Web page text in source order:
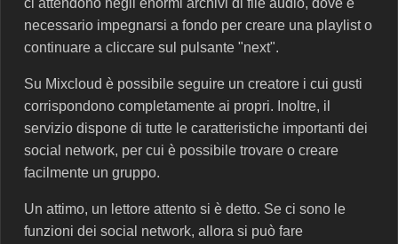
ci attendono negli enormi archivi di file audio, dove è
necessario impegnarsi a fondo per creare una playlist o
continuare a cliccare sul pulsante "next".
Su Mixcloud è possibile seguire un creatore i cui gusti
corrispondono completamente ai propri. Inoltre, il
servizio dispone di tutte le caratteristiche importanti dei
social network, per cui è possibile trovare o creare
facilmente un gruppo.
Un attimo, un lettore attento si è detto. Se ci sono le
funzioni dei social network, allora si può fare